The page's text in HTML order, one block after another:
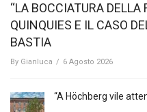
“LA BOCCIATURA
QUINQUIES E IL CASO
BASTIA
By Gianluca / 6 Agosto 2026
“A Höchberg vile